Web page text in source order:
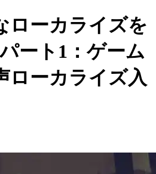
ローカライズを
ート1：ゲーム
ローカライズ入